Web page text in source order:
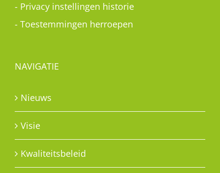
- Privacy instellingen historie
- Toestemmingen herroepen
NAVIGATIE
Nieuws
Visie
Kwaliteitsbeleid